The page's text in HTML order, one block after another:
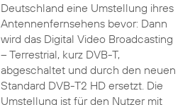
Deutschland eine Umstellung ihres
Antennenfernsehens bevor: Dann
wird das Digital Video Broadcasting
– Terrestrial, kurz DVB-T,
abgeschaltet und durch den neuen
Standard DVB-T2 HD ersetzt. Die
Umstellung ist für den Nutzer mit